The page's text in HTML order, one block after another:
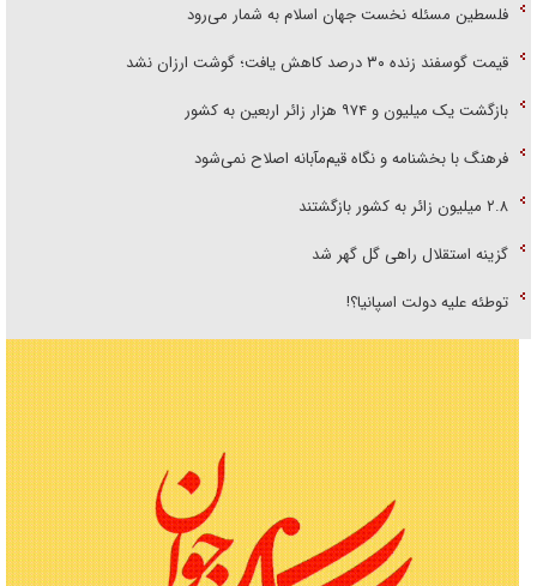
فلسطین مسئله نخست جهان اسلام به شمار می‌رود
قیمت گوسفند زنده ۳۰ درصد کاهش یافت؛ گوشت ارزان نشد
بازگشت یک میلیون و ۹۷۴ هزار زائر اربعین به کشور
فرهنگ با بخشنامه و نگاه قیم‌مآبانه اصلاح نمی‌شود
۲.۸ میلیون زائر به کشور بازگشتند
گزینه استقلال راهی گل گهر شد
توطئه علیه دولت اسپانیا؟!